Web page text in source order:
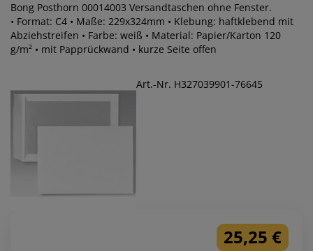
Bong Posthorn 00014003 Versandtaschen ohne Fenster.
• Format: C4 • Maße: 229x324mm • Klebung: haftklebend mit
Abziehstreifen • Farbe: weiß • Material: Papier/Karton 120
g/m² • mit Papprückwand • kurze Seite offen
Art.-Nr. H327039901-76645
25,25 €